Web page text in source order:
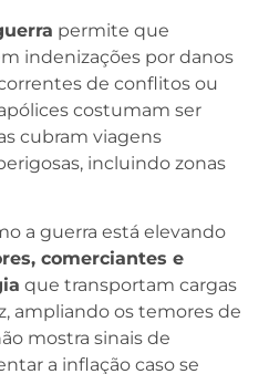
permite que
indenizações por danos
de conflitos ou
costumam ser
cubram viagens
incluindo zonas
a guerra está elevando
comerciantes e
que transportam cargas
ampliando os temores de
mostra sinais de
a inflação caso se